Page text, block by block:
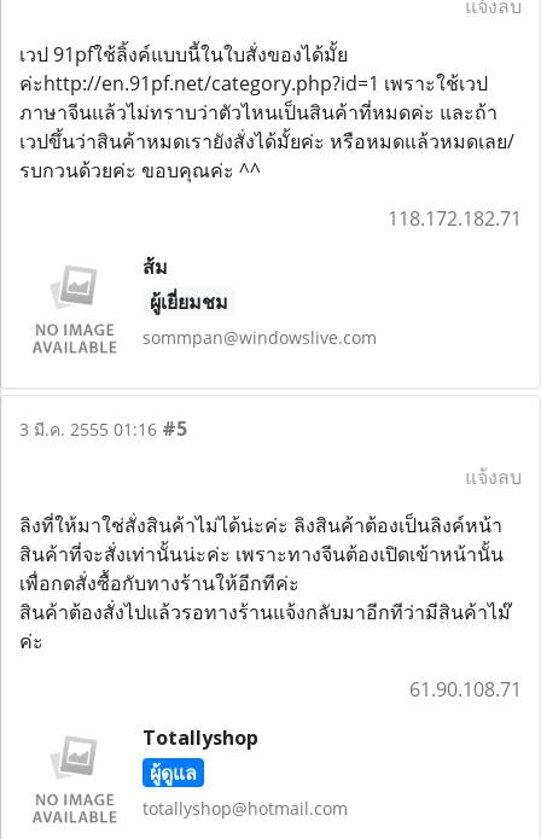
แจ้งลบ
เวป 91pfใช้ลิ้งค์แบบนี้ในใบสั่งของได้มั้ย
ค่ะhttp://en.91pf.net/category.php?id=1 เพราะใช้เวป
ภาษาจีนแล้วไม่ทราบว่าตัวไหนเป็นสินค้าที่หมดค่ะ และถ้า
เวปขึ้นว่าสินค้าหมดเรายังสั่งได้มั้ยค่ะ หรือหมดแล้วหมดเลย/
รบกวนด้วยค่ะ ขอบคุณค่ะ ^^
118.172.182.71
ส้ม
ผู้เยี่ยมชม
sommpan@windowslive.com
3 มี.ค. 2555 01:16 #5
แจ้งลบ
ลิงที่ให้มาใช่สั่งสินค้าไม่ได้น่ะค่ะ ลิงสินค้าต้องเป็นลิงค์หน้า
สินค้าที่จะสั่งเท่านั้นน่ะค่ะ เพราะทางจีนต้องเปิดเข้าหน้านั้น
เพื่อกดสั่งซื้อกับทางร้านให้อีกทีค่ะ
สินค้าต้องสั่งไปแล้วรอทางร้านแจ้งกลับมาอีกทีว่ามีสินค้าไม๊
ค่ะ
61.90.108.71
Totallyshop
ผู้ดูแล
totallyshop@hotmail.com